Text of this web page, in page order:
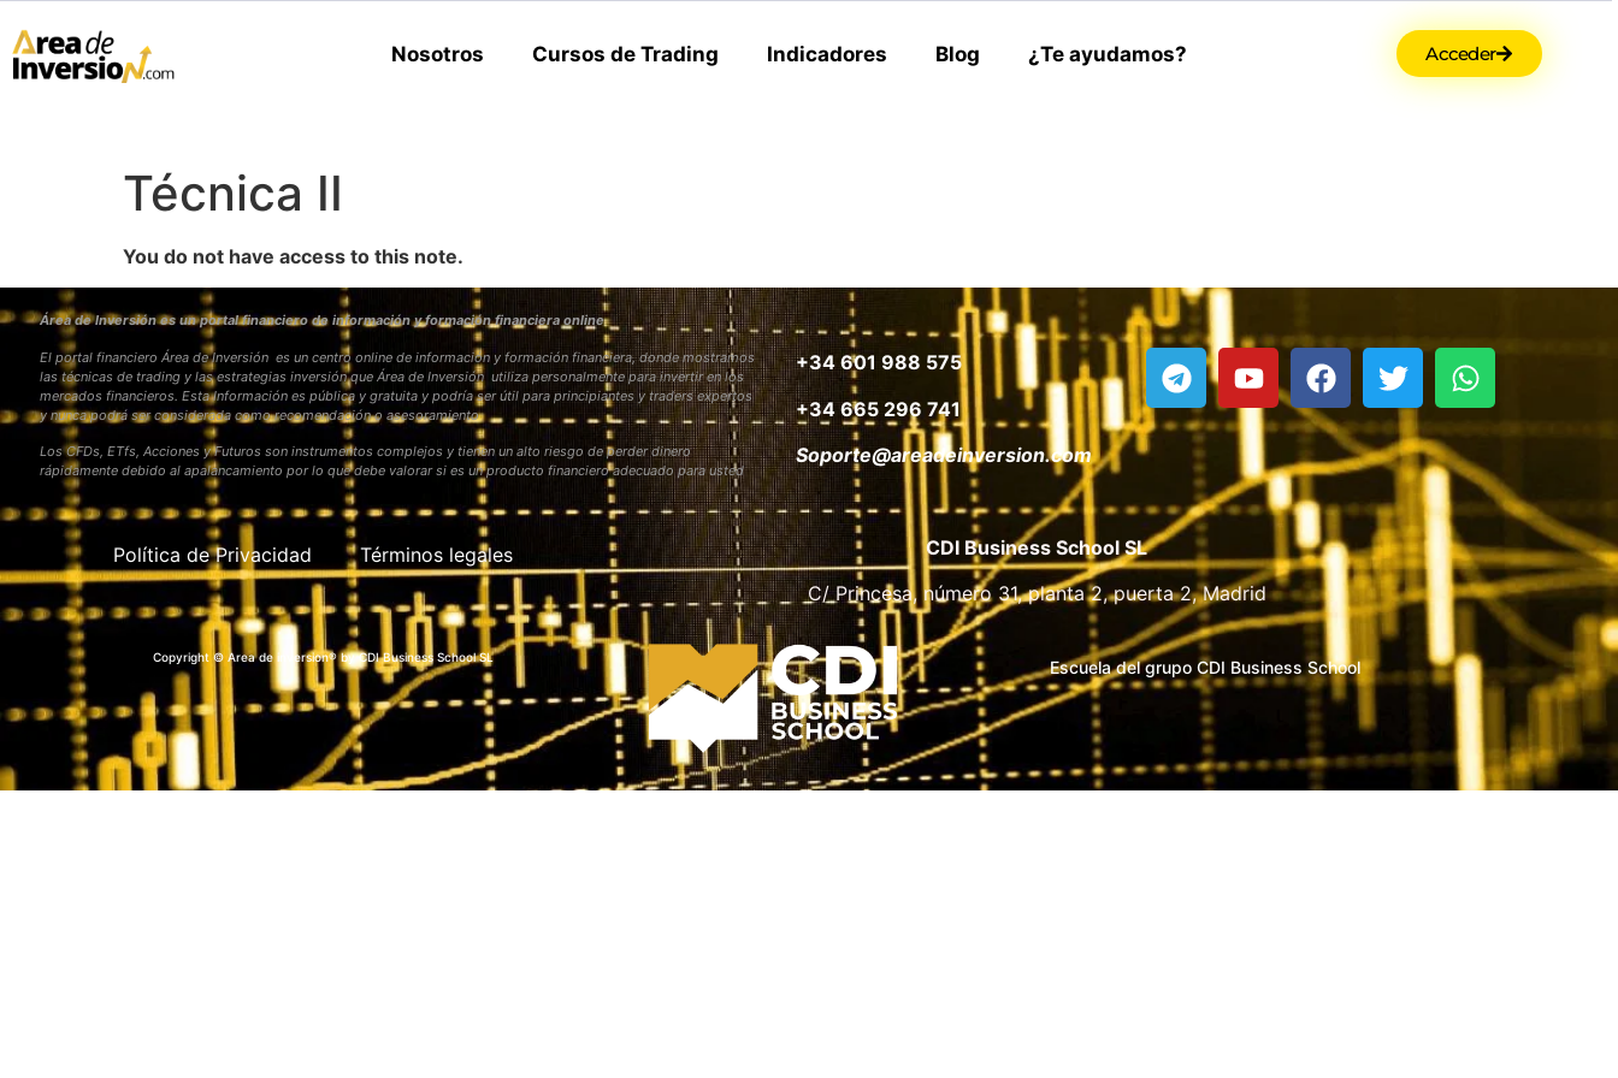
Nosotros Cursos de Trading Indicadores Blog ¿Te ayudamos? Acceder
Técnica II
You do not have access to this note.
Área de Inversión es un portal financiero de información y formación financiera online
El portal financiero Área de Inversión es un centro online de información y formación financiera, donde mostramos
las técnicas de trading y las estrategias inversión que Área de Inversión utiliza personalmente para invertir en los
mercados financieros. Esta Información es pública y gratuita y podría ser útil para principiantes y traders expertos
y nunca podrá ser considerada como recomendación o asesoramiento
Los CFDs, ETfs, Acciones y Futuros son instrumentos complejos y tienen un alto riesgo de perder dinero
rápidamente debido al apalancamiento por lo que debe valorar si es un producto financiero adecuado para usted
+34 601 988 575
+34 665 296 741
Soporte@areadeinversion.com
Política de Privacidad Términos legales
CDI Business School SL
C/ Princesa, número 31, planta 2, puerta 2, Madrid
Copyright © Area de inversion® by CDI Business School SL Escuela del grupo CDI Business School